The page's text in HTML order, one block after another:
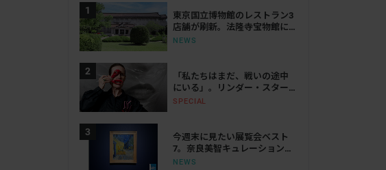
東京国立博物館のレストラン3
店舗が刷新。法隆寺宝物館に
は「鮨会席 おく乃」がオープ
NEWS
「私たちはまだ、戦いの途中
にいる」。リンダー・スター
リングが語る、表現と抵抗の
SPECIAL
今週末に見たい展覧会ベスト
7。奈良美智キュレーション展
から大ゴッホ展、ボッティチ
NEWS